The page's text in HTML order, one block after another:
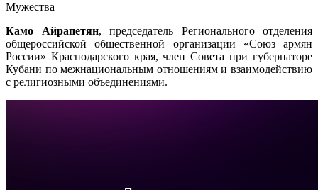
Мужества
Камо Айрапетян, председатель Регионального отделения
общероссийской общественной организации «Союз армян
России» Краснодарского края, член Совета при губернаторе
Кубани по межнациональным отношениям и взаимодействию
с религиозными объединениями.